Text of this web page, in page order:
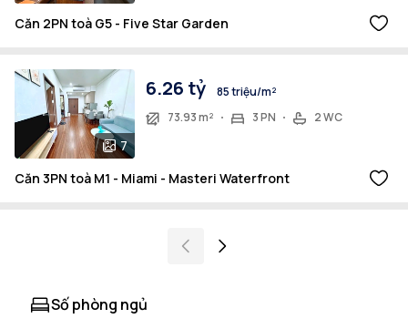
Căn 2PN toà G5 - Five Star Garden
7
6.26 tỷ
85 triệu/m²
73.93 m²
3 PN 2 WC
Căn 3PN toà M1 - Miami - Masteri Waterfront
Số phòng ngủ